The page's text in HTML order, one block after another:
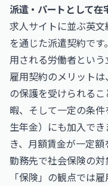
派遣・パートとして
求人サイトに並ぶ英
を通じた派遣契約で
用される労働者という
雇用契約のメリット
の保護を受けられる
暇、そして一定の条
生年金）にも加入で
き、月額賃金が一定額
勤務先で社会保険の対
「保険」の観点では